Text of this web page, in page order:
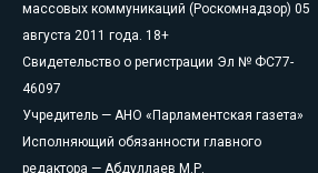
массовых коммуникаций (Роскомнадзор) 05
августа 2011 года. 18+
Свидетельство о регистрации Эл № ФС77-
46097
Учредитель — АНО «Парламентская газета»
Исполняющий обязанности главного
редактора — Абдуллаев М.Р.